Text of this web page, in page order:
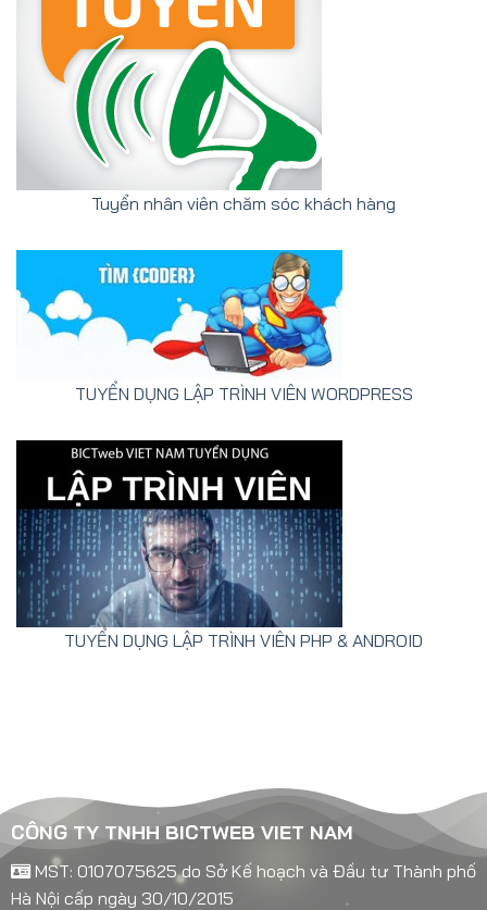
Tuyển nhân viên chăm sóc khách hàng
TUYỂN DỤNG LẬP TRÌNH VIÊN WORDPRESS
TUYỂN DỤNG LẬP TRÌNH VIÊN PHP & ANDROID
CÔNG TY TNHH BICTWEB VIET NAM
MST: 0107075625 do Sở Kế hoạch và Đầu tư Thành phố
Hà Nội cấp ngày 30/10/2015